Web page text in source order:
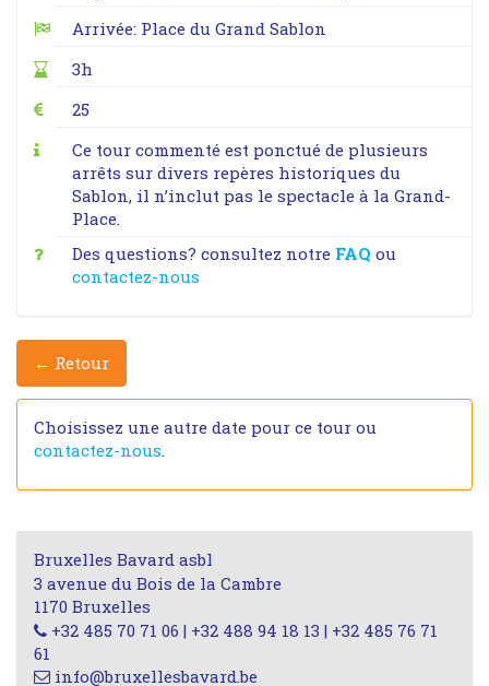
Arrivée: Place du Grand Sablon
3h
25
Ce tour commenté est ponctué de plusieurs
arrêts sur divers repères historiques du
Sablon, il n’inclut pas le spectacle à la Grand-
Place.
Des questions? consultez notre FAQ ou
contactez-nous
← Retour
Choisissez une autre date pour ce tour ou
contactez-nous
Bruxelles Bavard asbl
3 avenue du Bois de la Cambre
1170 Bruxelles
+32 485 70 71 06 | +32 488 94 18 13 | +32 485 76 71
61
info@bruxellesbavard.be